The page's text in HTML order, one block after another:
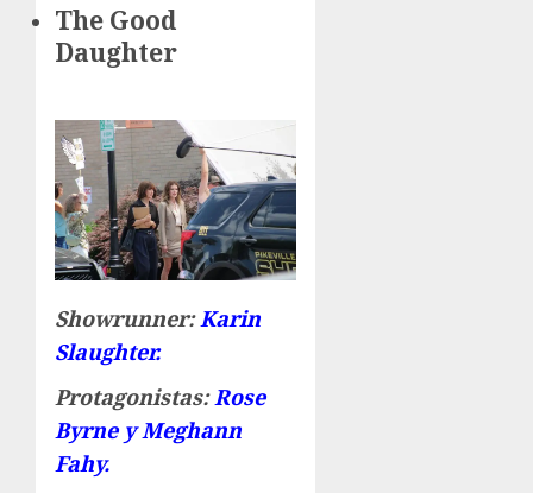
The Good
Daughter
Showrunner: Karin
Slaughter.
Protagonistas: Rose
Byrne y Meghann
Fahy.